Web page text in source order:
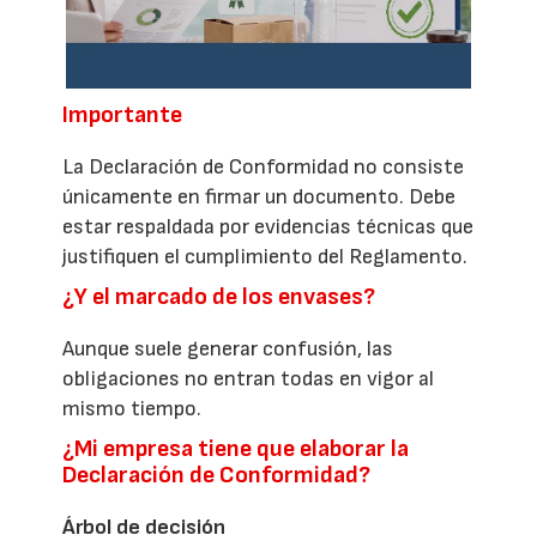
Importante
La Declaración de Conformidad no consiste
únicamente en firmar un documento. Debe
estar respaldada por evidencias técnicas que
justifiquen el cumplimiento del Reglamento.
¿Y el marcado de los envases?
Aunque suele generar confusión, las
obligaciones no entran todas en vigor al
mismo tiempo.
¿Mi empresa tiene que elaborar la
Declaración de Conformidad?
Árbol de decisión